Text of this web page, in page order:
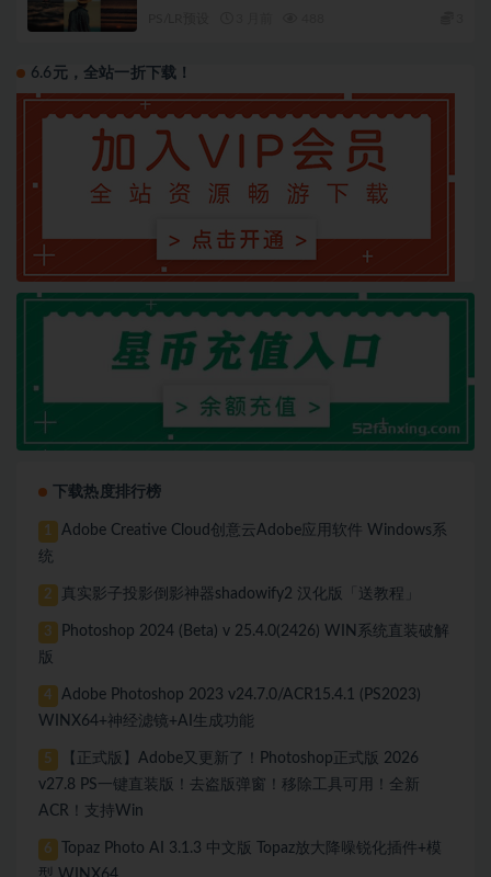
6.6元，全站一折下载！
下载热度排行榜
1
Adobe Creative Cloud创意云Adobe应用软件 Windows系
统
2 真实影子投影倒影神器shadowify2 汉化版「送教程」
3
Photoshop 2024 (Beta) v 25.4.0(2426) WIN系统直装破解
版
4
Adobe Photoshop 2023 v24.7.0/ACR15.4.1 (PS2023)
WINX64+神经滤镜+AI生成功能
5
【正式版】Adobe又更新了！Photoshop正式版 2026
v27.8 PS一键直装版！去盗版弹窗！移除工具可用！全新
ACR！支持Win
6
Topaz Photo AI 3.1.3 中文版 Topaz放大降噪锐化插件+模